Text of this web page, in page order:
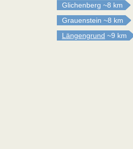
Glichenberg ~8 km
Grauenstein ~8 km
Längengrund ~9 km